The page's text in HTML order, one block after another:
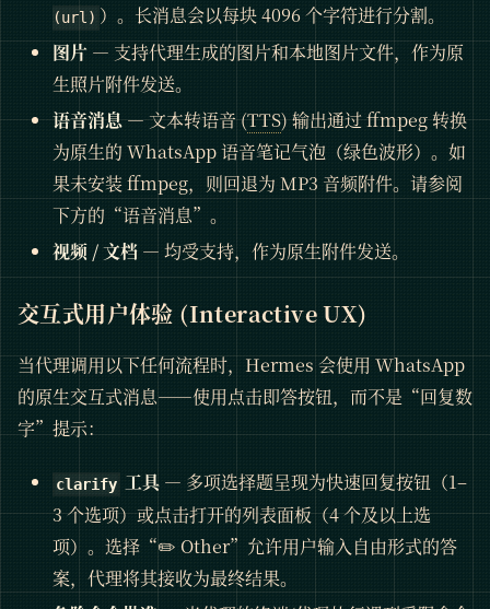
(url) ）。长消息会以每块 4096 个字符进行分割。
图片 — 支持代理生成的图片和本地图片文件，作为原
生照片附件发送。
语音消息— 文本转语音 (TTS) 输出通过 ffmpeg 转换
为原生的 WhatsApp 语音笔记气泡（绿色波形）。如
果未安装 ffmpeg，则回退为 MP3 音频附件。请参阅
下方的“语音消息”。
视频 / 文档 — 均受支持，作为原生附件发送。
交互式用户体验 (Interactive UX)
当代理调用以下任何流程时，Hermes 会使用 WhatsApp
的原生交互式消息——使用点击即答按钮，而不是“回复数
字”提示：
clarify 工具 — 多项选择题呈现为快速回复按钮（1–
3 个选项）或点击打开的列表面板（4 个及以上选
项）。选择“✏️ Other”允许用户输入自由形式的答
案，代理将其接收为最终结果。